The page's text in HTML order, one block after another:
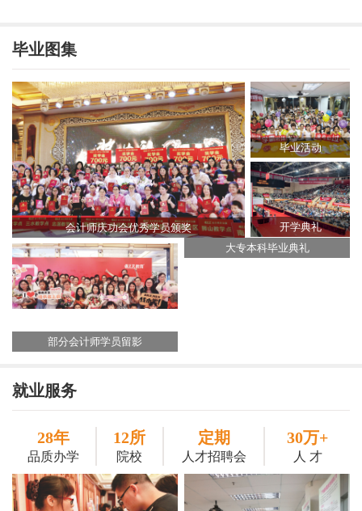
毕业图集
会计师庆功会优秀学员颁奖
毕业活动
开学典礼
部分会计师学员留影
就业服务
28年
品质办学
12所
院校
定期
人才招聘会
30万+
人 才